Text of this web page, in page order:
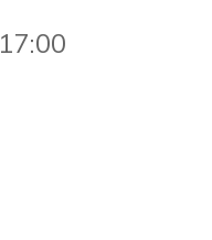
17:00